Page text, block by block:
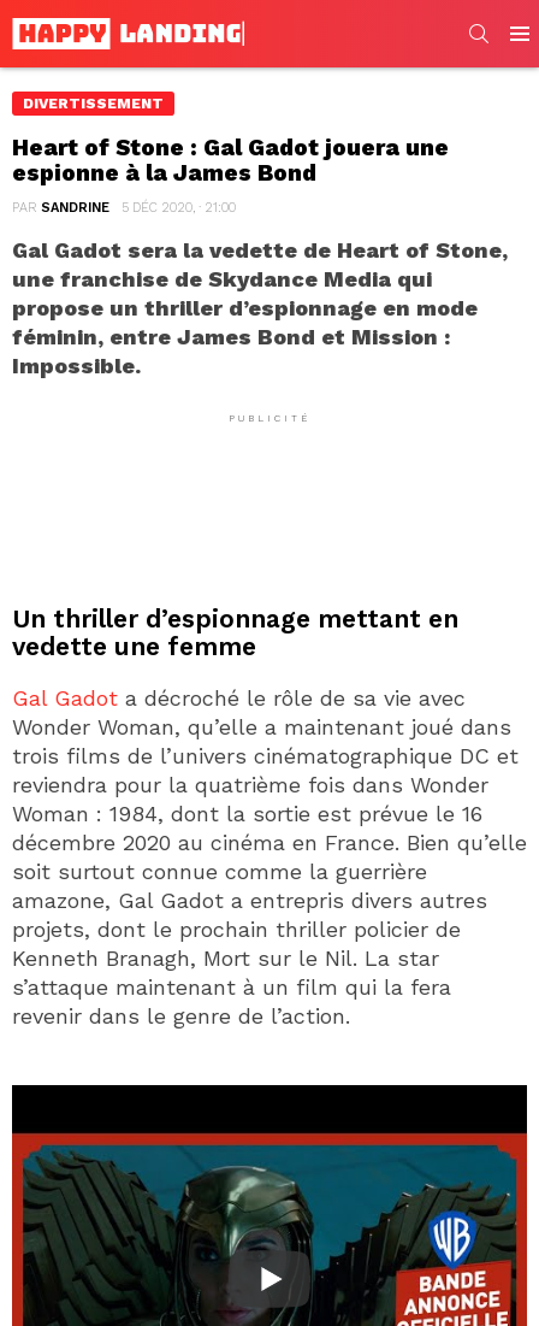
DIVERTISSEMENT
Heart of Stone : Gal Gadot jouera une
espionne à la James Bond
PAR SANDRINE 5 DÉC 2020, · 21:00
Gal Gadot sera la vedette de Heart of Stone,
une franchise de Skydance Media qui
propose un thriller d’espionnage en mode
féminin, entre James Bond et Mission :
Impossible.
PUBLICITÉ
Un thriller d’espionnage mettant en
vedette une femme
Gal Gadot a décroché le rôle de sa vie avec
Wonder Woman, qu’elle a maintenant joué dans
trois films de l’univers cinématographique DC et
reviendra pour la quatrième fois dans Wonder
Woman : 1984, dont la sortie est prévue le 16
décembre 2020 au cinéma en France. Bien qu’elle
soit surtout connue comme la guerrière
amazone, Gal Gadot a entrepris divers autres
projets, dont le prochain thriller policier de
Kenneth Branagh, Mort sur le Nil. La star
s’attaque maintenant à un film qui la fera
revenir dans le genre de l’action.